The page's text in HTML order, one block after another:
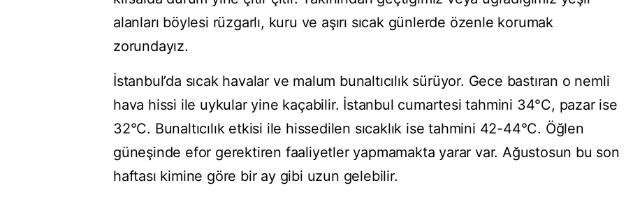
alanları böylesi rüzgarlı, kuru ve aşırı sıcak günlerde özenle korumak
zorundayız.
İstanbul’da sıcak havalar ve malum bunaltıcılık sürüyor. Gece bastıran o nemli
hava hissi ile uykular yine kaçabilir. İstanbul cumartesi tahmini 34°C, pazar ise
32°C. Bunaltıcılık etkisi ile hissedilen sıcaklık ise tahmini 42-44°C. Öğlen
güneşinde efor gerektiren faaliyetler yapmamakta yarar var. Ağustosun bu son
haftası kimine göre bir ay gibi uzun gelebilir.